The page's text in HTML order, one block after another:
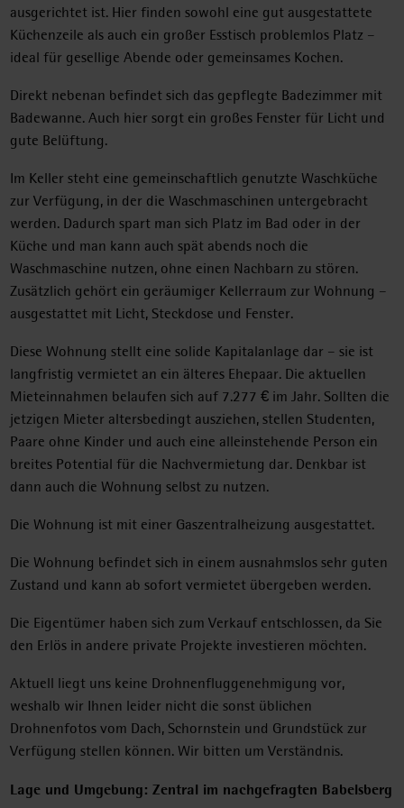
ausgerichtet ist. Hier finden sowohl eine gut ausgestattete
Küchenzeile als auch ein großer Esstisch problemlos Platz –
ideal für gesellige Abende oder gemeinsames Kochen.
Direkt nebenan befindet sich das gepflegte Badezimmer mit
Badewanne. Auch hier sorgt ein großes Fenster für Licht und
gute Belüftung.
Im Keller steht eine gemeinschaftlich genutzte Waschküche
zur Verfügung, in der die Waschmaschinen untergebracht
werden. Dadurch spart man sich Platz im Bad oder in der
Küche und man kann auch spät abends noch die
Waschmaschine nutzen, ohne einen Nachbarn zu stören.
Zusätzlich gehört ein geräumiger Kellerraum zur Wohnung –
ausgestattet mit Licht, Steckdose und Fenster.
Diese Wohnung stellt eine solide Kapitalanlage dar – sie ist
langfristig vermietet an ein älteres Ehepaar. Die aktuellen
Mieteinnahmen belaufen sich auf 7.277 € im Jahr. Sollten die
jetzigen Mieter altersbedingt ausziehen, stellen Studenten,
Paare ohne Kinder und auch eine alleinstehende Person ein
breites Potential für die Nachvermietung dar. Denkbar ist
dann auch die Wohnung selbst zu nutzen.
Die Wohnung ist mit einer Gaszentralheizung ausgestattet.
Die Wohnung befindet sich in einem ausnahmslos sehr guten
Zustand und kann ab sofort vermietet übergeben werden.
Die Eigentümer haben sich zum Verkauf entschlossen, da Sie
den Erlös in andere private Projekte investieren möchten.
Aktuell liegt uns keine Drohnenfluggenehmigung vor,
weshalb wir Ihnen leider nicht die sonst üblichen
Drohnenfotos vom Dach, Schornstein und Grundstück zur
Verfügung stellen können. Wir bitten um Verständnis.
Lage und Umgebung: Zentral im nachgefragten Babelsberg